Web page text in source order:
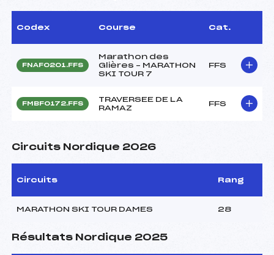
Codex Course Cat.
FNAF0201.FFS
Marathon des
Glières – MARATHON
SKI TOUR 7
FFS
FMBF0172.FFS
TRAVERSEE DE LA
RAMAZ
FFS
Circuits Nordique 2026
Circuits Rang
MARATHON SKI TOUR DAMES 28
Résultats Nordique 2025